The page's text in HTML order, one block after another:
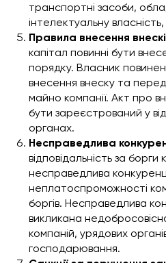
транспортні засоби,
інтелектуальну
Правила внесення
капітал повинні бути
порядку. Власник
внесення внеску та
майно компанії. Акт про
бути зареєстрований у
органах.
Несправедлива
відповідальність за борги
несправедлива
неплатоспроможності
боргів. Несправедлива
викликана
компаній, урядових
господарювання.